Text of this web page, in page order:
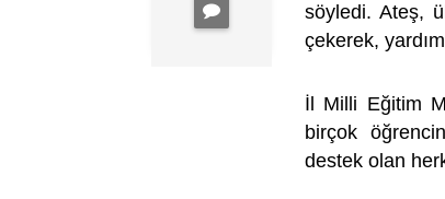
söyledi. Ateş,
çekerek,
İl Milli Eğitim
birçok
destek olan